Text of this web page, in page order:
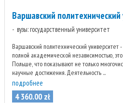
Варшавский политехнический
вузы: государственный университет
Варшавский политехнический университет
полной академической независимостью,
Польше, что показывают не только
научные достижения. Деятельность ...
подробнее
4 360.00 zł